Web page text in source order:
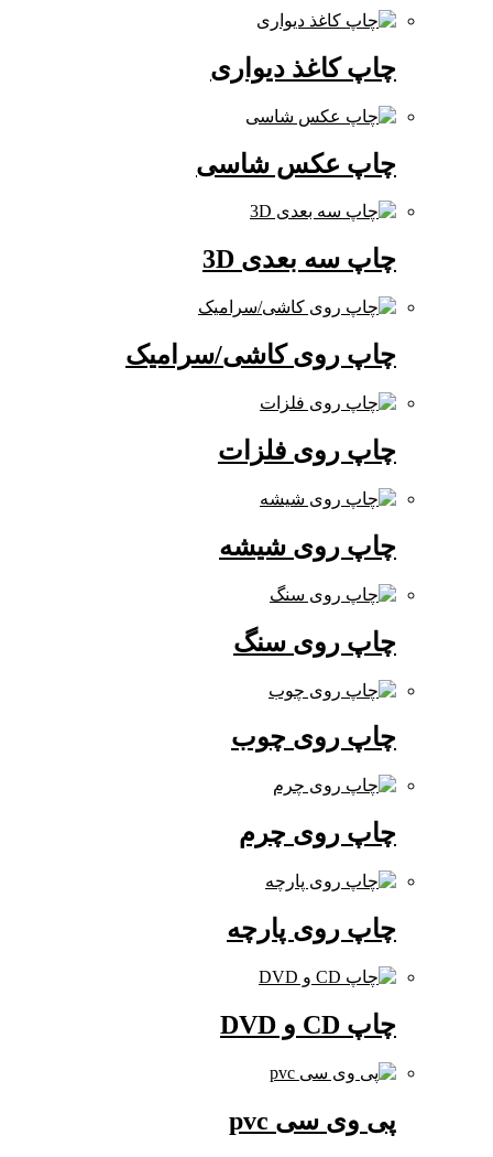
چاپ کاغذ دیواری
چاپ عکس شاسی
چاپ سه بعدی 3D
چاپ روی کاشی/سرامیک
چاپ روی فلزات
چاپ روی شیشه
چاپ روی سنگ
چاپ روی چوب
چاپ روی چرم
چاپ روی پارچه
پی وی سی pvc